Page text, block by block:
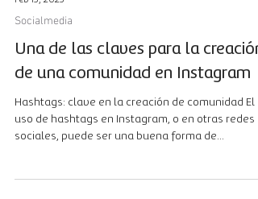
Feb 13, 2023
Socialmedia
Una de las claves para la creación
de una comunidad en Instagram
sociales, puede ser una buena forma de...